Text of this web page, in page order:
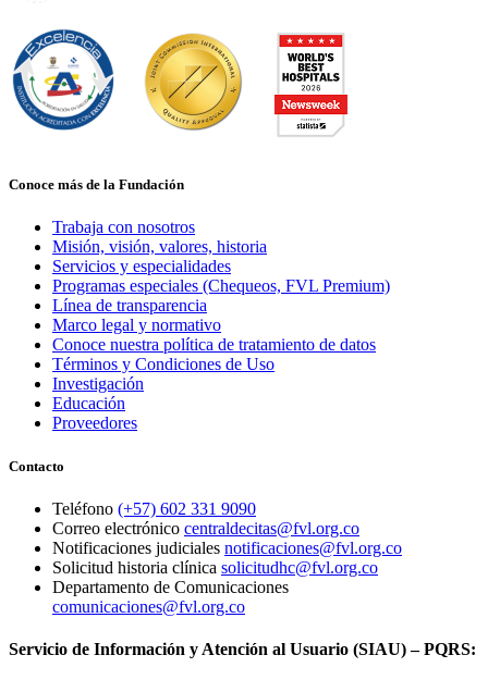
Conoce más de la Fundación
Trabaja con nosotros
Misión, visión, valores, historia
Servicios y especialidades
Programas especiales (Chequeos, FVL Premium)
Línea de transparencia
Marco legal y normativo
Conoce nuestra política de tratamiento de datos
Términos y Condiciones de Uso
Investigación
Educación
Proveedores
Contacto
Teléfono (+57) 602 331 9090
Correo electrónico centraldecitas@fvl.org.co
Notificaciones judiciales notificaciones@fvl.org.co
Solicitud historia clínica solicitudhc@fvl.org.co
Departamento de Comunicaciones
comunicaciones@fvl.org.co
Servicio de Información y Atención al Usuario (SIAU) – PQRS: